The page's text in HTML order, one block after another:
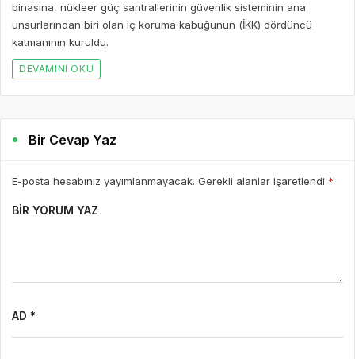
binasına, nükleer güç santrallerinin güvenlik sisteminin ana
unsurlarından biri olan iç koruma kabuğunun (İKK) dördüncü
katmanının kuruldu.
DEVAMINI OKU
Bir Cevap Yaz
E-posta hesabınız yayımlanmayacak. Gerekli alanlar işaretlendi *
BIR YORUM YAZ
AD *